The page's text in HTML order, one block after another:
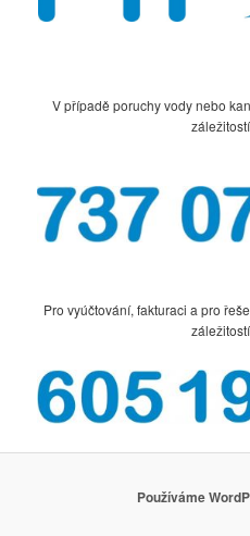
V případě poruchy vody nebo
Pro vyúčtování, fakturaci a pro
Používáme